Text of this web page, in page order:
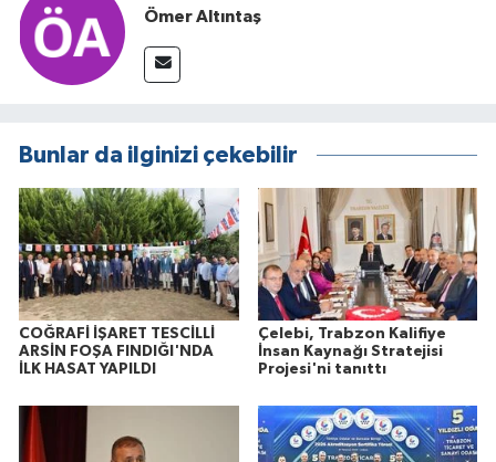
Ömer Altıntaş
Bunlar da ilginizi çekebilir
COĞRAFİ İŞARET TESCİLLİ
ARSİN FOŞA FINDIĞI'NDA
İLK HASAT YAPILDI
Çelebi, Trabzon Kalifiye
İnsan Kaynağı Stratejisi
Projesi'ni tanıttı